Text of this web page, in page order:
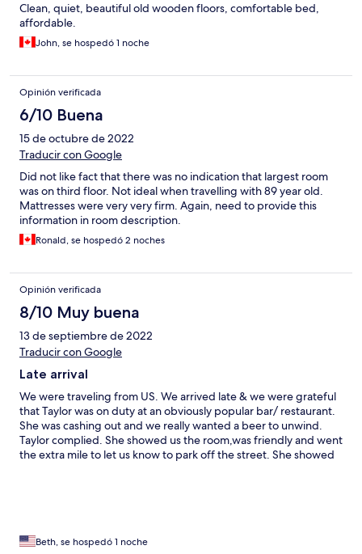
Clean, quiet, beautiful old wooden floors, comfortable bed,
affordable.
John, se hospedó 1 noche
Opinión verificada
6/10 Buena
15 de octubre de 2022
Traducir con Google
Did not like fact that there was no indication that largest room
was on third floor. Not ideal when travelling with 89 year old.
Mattresses were very very firm. Again, need to provide this
information in room description.
Ronald, se hospedó 2 noches
Opinión verificada
8/10 Muy buena
13 de septiembre de 2022
Traducir con Google
Late arrival
We were traveling from US. We arrived late & we were grateful
that Taylor was on duty at an obviously popular bar/ restaurant.
She was cashing out and we really wanted a beer to unwind.
Taylor complied. She showed us the room,was friendly and went
the extra mile to let us know to park off the street. She showed
Beth, se hospedó 1 noche